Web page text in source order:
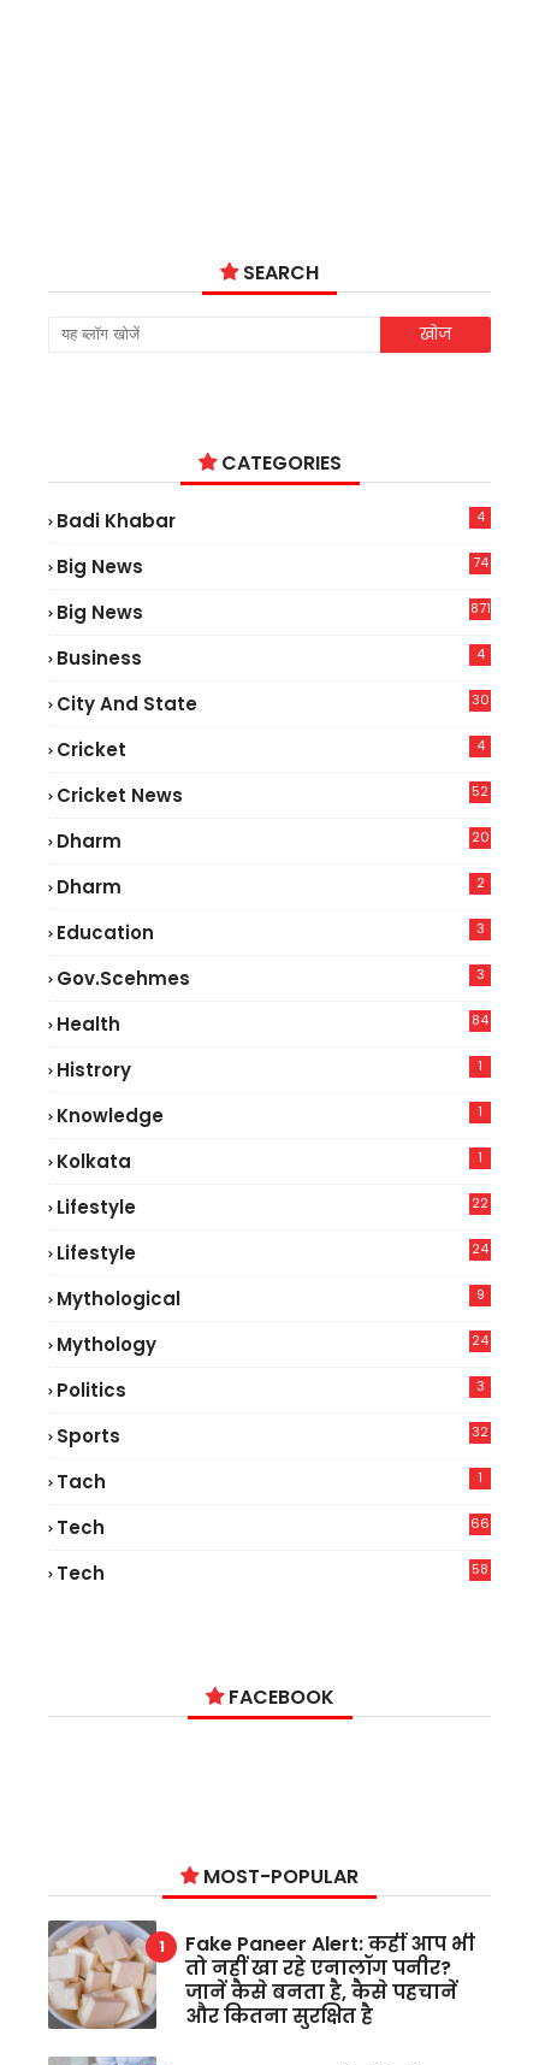
SEARCH
CATEGORIES
Badi Khabar 4
Big News
74
Big News 871
Business 4
City And State 30
Cricket 4
Cricket News
52
Dharm 20
Dharm 2
Education 3
Gov.scehmes 3
Health
84
Histrory 1
Knowledge 1
Kolkata 1
Lifestyle
22
Lifestyle
24
Mythological 9
Mythology 24
Politics 3
Sports 32
Tach 1
Tech
66
Tech
58
FACEBOOK
MOST-POPULAR
Fake Paneer Alert: कहीं आप भी
तो नहीं खा रहे एनालॉग पनीर?
जानें कैसे बनता है, कैसे पहचानें
और कितना सुरक्षित है